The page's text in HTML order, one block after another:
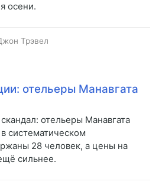
осени.
Трэвел
отельеры Манавгата
отельеры Манавгата
систематическом
28 человек, а цены на
сильнее.